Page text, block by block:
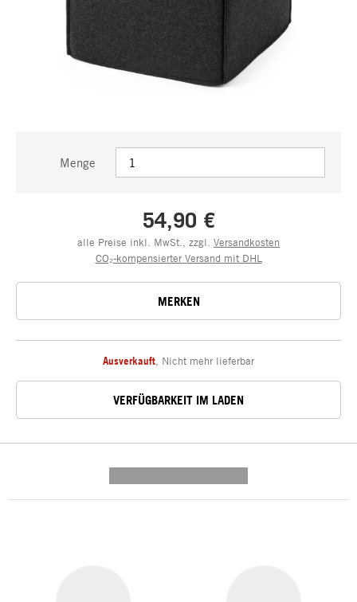
Menge
54,90 €
alle Preise inkl. MwSt., zzgl. Versandkosten
CO₂-kompensierter Versand mit DHL
MERKEN
Ausverkauft Nicht mehr lieferbar
VERFÜGBARKEIT IM LADEN